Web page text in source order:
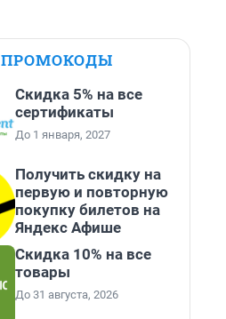
ПРОМОКОДЫ
Скидка 5% на все
сертификаты
До 1 января, 2027
Получить скидку на
первую и повторную
покупку билетов на
Яндекс Афише
Скидка 10% на все
товары
До 31 августа, 2026